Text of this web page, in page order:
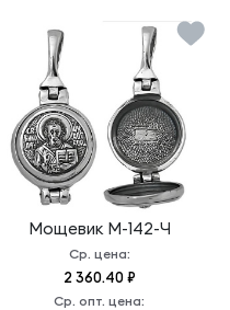
Мощевик М-142-Ч
Ср. цена:
2 360.40 ₽
Ср. опт. цена: